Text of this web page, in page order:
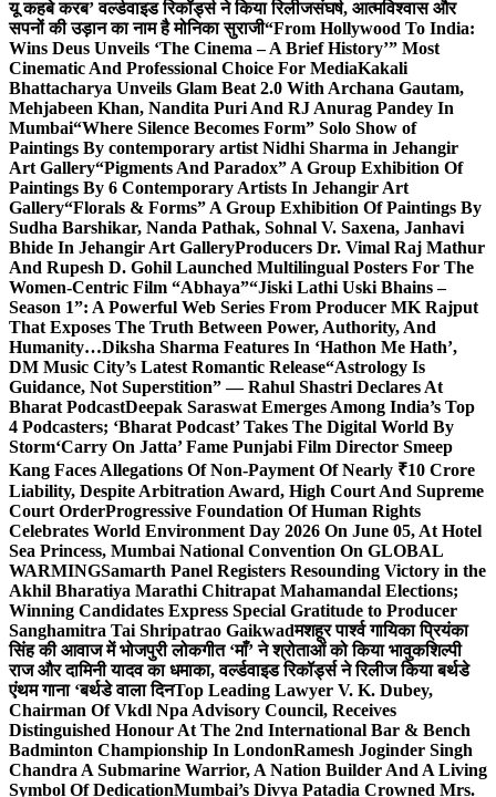
यू कहबे करब’ वर्ल्डवाइड रिकॉर्ड्स ने किया रिलीजसंघर्ष, आत्मविश्वास और
सपनों की उड़ान का नाम है मोनिका सुराजी“From Hollywood To India:
Wins Deus Unveils ‘The Cinema – A Brief History’” Most
Cinematic And Professional Choice For MediaKakali
Bhattacharya Unveils Glam Beat 2.0 With Archana Gautam,
Mehjabeen Khan, Nandita Puri And RJ Anurag Pandey In
Mumbai“Where Silence Becomes Form” Solo Show of
Paintings By contemporary artist Nidhi Sharma in Jehangir
Art Gallery“Pigments And Paradox” A Group Exhibition Of
Paintings By 6 Contemporary Artists In Jehangir Art
Gallery“Florals & Forms” A Group Exhibition Of Paintings By
Sudha Barshikar, Nanda Pathak, Sohnal V. Saxena, Janhavi
Bhide In Jehangir Art GalleryProducers Dr. Vimal Raj Mathur
And Rupesh D. Gohil Launched Multilingual Posters For The
Women-Centric Film “Abhaya”“Jiski Lathi Uski Bhains –
Season 1”: A Powerful Web Series From Producer MK Rajput
That Exposes The Truth Between Power, Authority, And
Humanity…Diksha Sharma Features In ‘Hathon Me Hath’,
DM Music City’s Latest Romantic Release“Astrology Is
Guidance, Not Superstition” — Rahul Shastri Declares At
Bharat PodcastDeepak Saraswat Emerges Among India’s Top
4 Podcasters; ‘Bharat Podcast’ Takes The Digital World By
Storm‘Carry On Jatta’ Fame Punjabi Film Director Smeep
Kang Faces Allegations Of Non-Payment Of Nearly ₹10 Crore
Liability, Despite Arbitration Award, High Court And Supreme
Court OrderProgressive Foundation Of Human Rights
Celebrates World Environment Day 2026 On June 05, At Hotel
Sea Princess, Mumbai National Convention On GLOBAL
WARMINGSamarth Panel Registers Resounding Victory in the
Akhil Bharatiya Marathi Chitrapat Mahamandal Elections;
Winning Candidates Express Special Gratitude to Producer
Sanghamitra Tai Shripatrao Gaikwadमशहूर पार्श्व गायिका प्रियंका
सिंह की आवाज में भोजपुरी लोकगीत ‘माँ’ ने श्रोताओं को किया भावुकशिल्पी
राज और दामिनी यादव का धमाका, वर्ल्डवाइड रिकॉर्ड्स ने रिलीज किया बर्थडे
एंथम गाना ‘बर्थडे वाला दिनTop Leading Lawyer V. K. Dubey,
Chairman Of Vkdl Npa Advisory Council, Receives
Distinguished Honour At The 2nd International Bar & Bench
Badminton Championship In LondonRamesh Joginder Singh
Chandra A Submarine Warrior, A Nation Builder And A Living
Symbol Of DedicationMumbai’s Divya Patadia Crowned Mrs.